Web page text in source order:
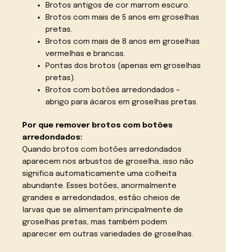
Brotos antigos de cor marrom escuro.
Brotos com mais de 5 anos em groselhas
pretas.
Brotos com mais de 8 anos em groselhas
vermelhas e brancas.
Pontas dos brotos (apenas em groselhas
pretas).
Brotos com botões arredondados –
abrigo para ácaros em groselhas pretas.
Por que remover brotos com botões
arredondados:
Quando brotos com botões arredondados
aparecem nos arbustos de groselha, isso não
significa automaticamente uma colheita
abundante. Esses botões, anormalmente
grandes e arredondados, estão cheios de
larvas que se alimentam principalmente de
groselhas pretas, mas também podem
aparecer em outras variedades de groselhas.